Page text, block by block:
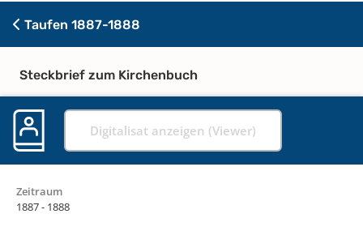
Taufen 1887-1888
Steckbrief zum Kirchenbuch
Digitalisat anzeigen (Viewer)
Zeitraum
1887 - 1888